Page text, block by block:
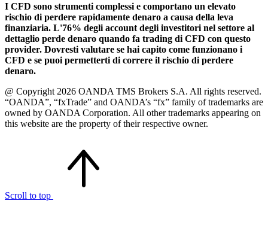
I CFD sono strumenti complessi e comportano un elevato
rischio di perdere rapidamente denaro a causa della leva
finanziaria. L'76% degli account degli investitori nel settore al
dettaglio perde denaro quando fa trading di CFD con questo
provider. Dovresti valutare se hai capito come funzionano i
CFD e se puoi permetterti di correre il rischio di perdere
denaro.
@ Copyright 2026 OANDA TMS Brokers S.A. All rights reserved.
“OANDA”, “fxTrade” and OANDA’s “fx” family of trademarks are
owned by OANDA Corporation. All other trademarks appearing on
this website are the property of their respective owner.
Scroll to top